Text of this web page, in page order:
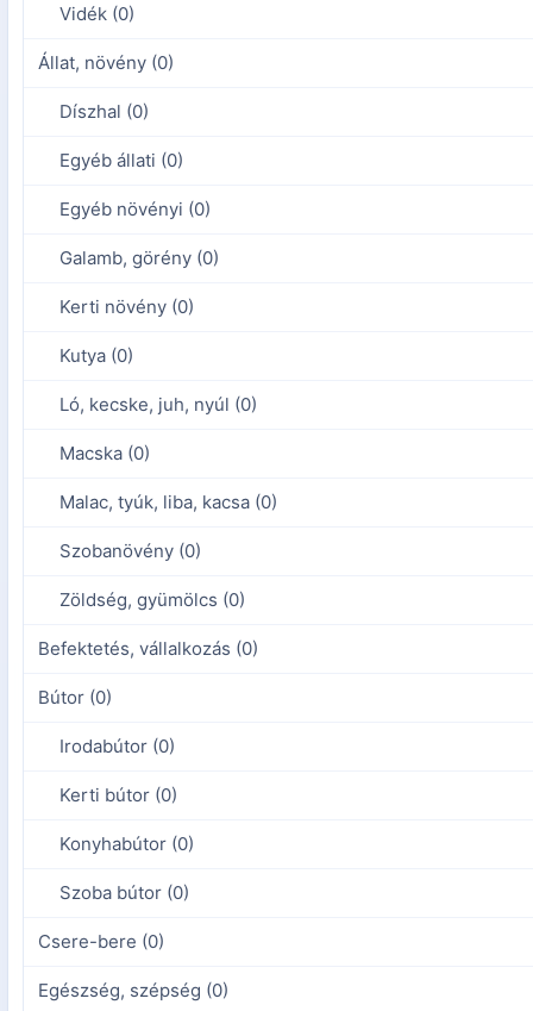
Vidék (0)
Állat, növény (0)
Díszhal (0)
Egyéb állati (0)
Egyéb növényi (0)
Galamb, görény (0)
Kerti növény (0)
Kutya (0)
Ló, kecske, juh, nyúl (0)
Macska (0)
Malac, tyúk, liba, kacsa (0)
Szobanövény (0)
Zöldség, gyümölcs (0)
Befektetés, vállalkozás (0)
Bútor (0)
Irodabútor (0)
Kerti bútor (0)
Konyhabútor (0)
Szoba bútor (0)
Csere-bere (0)
Egészség, szépség (0)